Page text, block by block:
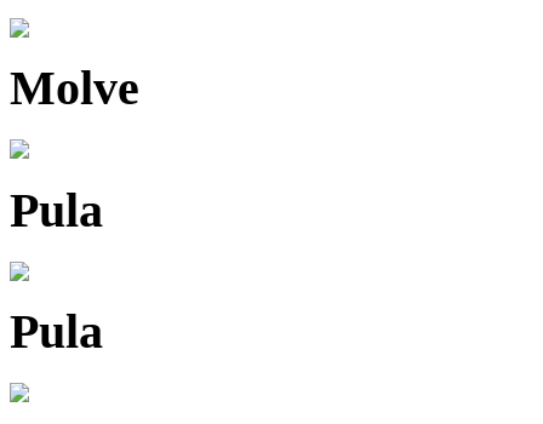
Molve
Pula
Pula